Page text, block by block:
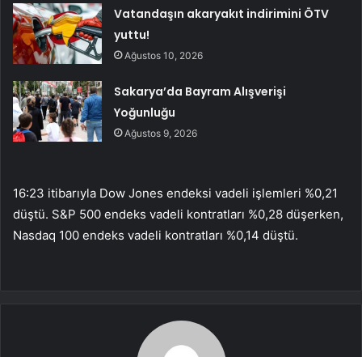
Vatandaşın akaryakıt indirimini ÖTV
yuttu!
Ağustos 10, 2026
Sakarya’da Bayram Alışverişi
Yoğunluğu
Ağustos 9, 2026
16:23 itibarıyla Dow Jones endeksi vadeli işlemleri %0,21
düştü. S&P 500 endeks vadeli kontratları %0,28 düşerken,
Nasdaq 100 endeks vadeli kontratları %0,14 düştü.